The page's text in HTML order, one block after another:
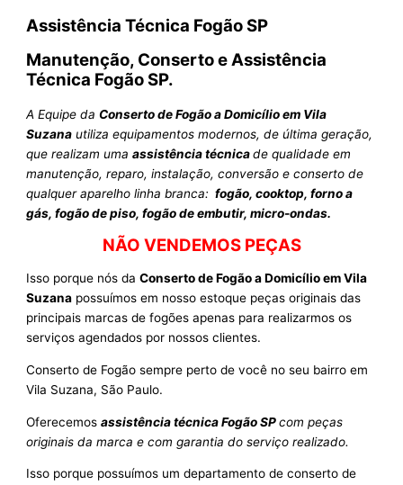
Assistência Técnica Fogão SP
Manutenção, Conserto e Assistência
Técnica Fogão SP.
A Equipe da Conserto de Fogão a Domicílio em Vila
Suzana utiliza equipamentos modernos, de última geração,
que realizam umaassistência técnicade qualidade em
manutenção, reparo, instalação, conversão e conserto de
qualquer aparelho linha branca: fogão, cooktop, forno a
gás, fogão de piso, fogão de embutir, micro-ondas.
NÃO VENDEMOS PEÇAS
Isso porque nós daConserto de Fogão a Domicílio em Vila
Suzana possuímos em nosso estoque peças originais das
principais marcas de fogões apenas para realizarmos os
serviços agendados por nossos clientes.
Conserto de Fogão sempre perto de você no seu bairro em
Vila Suzana, São Paulo.
Oferecemosassistência técnica Fogão SPcom peças
originais da marca e com garantia do serviço realizado.
Isso porque possuímos um departamento de conserto de